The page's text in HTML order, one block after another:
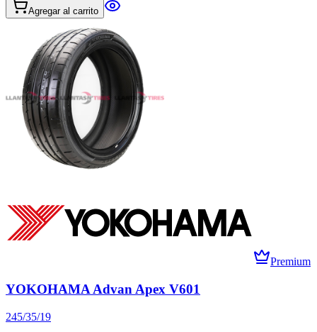
Agregar al carrito
Premium
YOKOHAMA Advan Apex V601
245/35/19